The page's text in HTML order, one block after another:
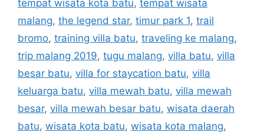
tempat wisata kota batu, tempat wisata
malang, the legend star, timur park 1, trail
bromo, training villa batu, traveling ke malang,
trip malang 2019, tugu malang, villa batu, villa
besar batu, villa for staycation batu, villa
keluarga batu, villa mewah batu, villa mewah
besar, villa mewah besar batu, wisata daerah
batu, wisata kota batu, wisata kota malang,